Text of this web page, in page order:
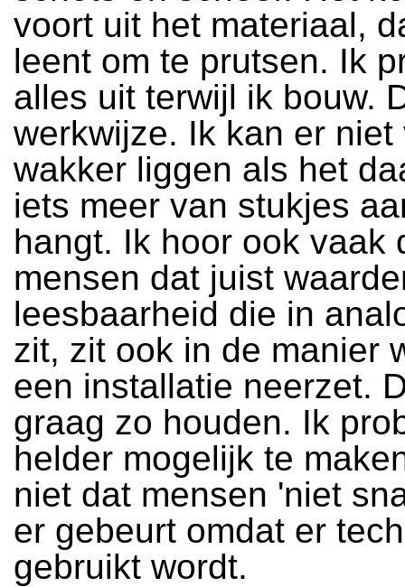
voort uit het materiaal,
leent om te prutsen. Ik
alles uit terwijl ik bouw.
werkwijze. Ik kan er niet
wakker liggen als het
iets meer van stukjes
hangt. Ik hoor ook vaak
mensen dat juist
leesbaarheid die in
zit, zit ook in de manier
een installatie neerzet.
graag zo houden. Ik
helder mogelijk te
niet dat mensen 'niet
er gebeurt omdat er
gebruikt wordt.